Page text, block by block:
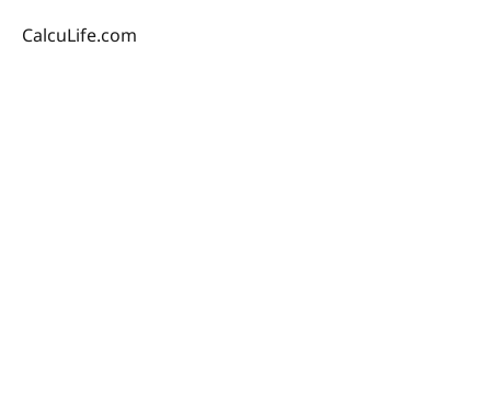
CalcuLife.com